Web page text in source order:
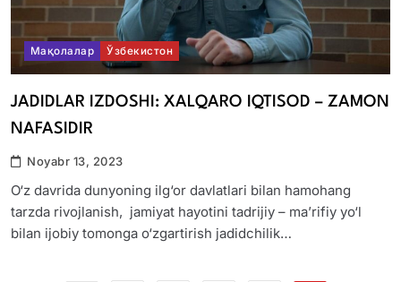
Мақолалар Ўзбекистон
JADIDLAR IZDOSHI: XALQARO IQTISOD – ZAMON
NAFASIDIR
Noyabr 13, 2023
O‘z davrida dunyoning ilg‘or davlatlari bilan hamohang
tarzda rivojlanish, jamiyat hayotini tadrijiy – ma’rifiy yo‘l
bilan ijobiy tomonga o‘zgartirish jadidchilik…